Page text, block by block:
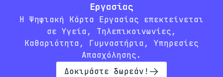
Εργασίας
Η Ψηφιακή Κάρτα Εργασίας επεκτείνεται
σε Υγεία, Τηλεπικοινωνίες,
Καθαριότητα, Γυμναστήρια, Υπηρεσίες
Απασχόλησης.
Δοκιμάστε δωρεάν!